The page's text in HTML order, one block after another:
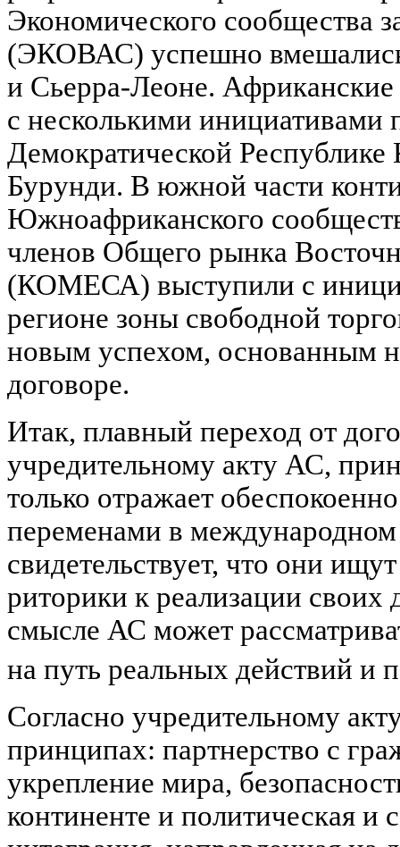
Экономического сообщества
(ЭКОВАС) успешно
и Сьерра-Леоне.
с несколькими инициативами
Демократической
Бурунди. В южной части
Южноафриканского
членов Общего рынка
(КОМЕСА) выступили с
регионе зоны свободной
новым успехом, основанным
договоре.
Итак, плавный переход от
учредительному акту АС,
только отражает
переменами в
свидетельствует, что они
риторики к реализации своих
смысле АС может
на путь реальных действий и
Согласно учредительному
принципах: партнерство с
укрепление мира,
континенте и политическая и